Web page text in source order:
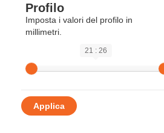
Profilo
Imposta i valori del profilo in
millimetri.
21 : 26
Applica